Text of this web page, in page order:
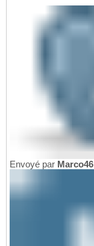
Envoyé par Marco46